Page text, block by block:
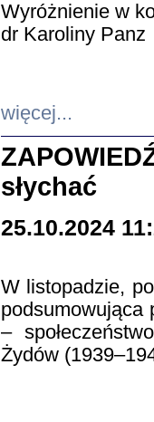
Wyróżnienie w
dr Karoliny Panz
więcej...
słychać
25.10.2024
W listopadzie,
podsumowująca
–
Żydów